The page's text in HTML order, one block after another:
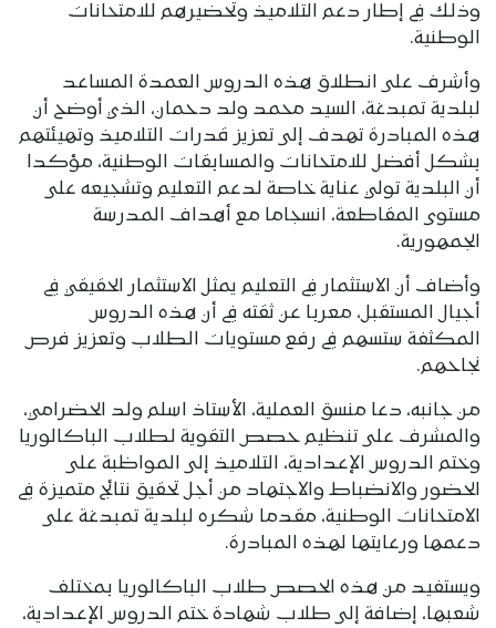
وذلك في إطار دعم التلاميذ وتحضيرهم للامتحانات
الوطنية.
وأشرف على انطلاق هذه الدروس العمدة المساعد
لبلدية تمبدغة، السيد محمد ولد دحمان، الذي أوضح أن
هذه المبادرة تهدف إلى تعزيز قدرات التلاميذ وتهيئتهم
بشكل أفضل للامتحانات والمسابقات الوطنية، مؤكدا
أن البلدية تولي عناية خاصة لدعم التعليم وتشجيعه على
مستوى المقاطعة، انسجاما مع أهداف المدرسة
الجمهورية.
وأضاف أن الاستثمار في التعليم يمثل الاستثمار الحقيقي في
أجيال المستقبل، معربا عن ثقته في أن هذه الدروس
المكثفة ستسهم في رفع مستويات الطلاب وتعزيز فرص
نجاحهم.
من جانبه، دعا منسق العملية، الأستاذ اسلم ولد الحضرامي،
والمشرف على تنظيم حصص التقوية لطلاب الباكالوريا
وختم الدروس الإعدادية، التلاميذ إلى المواظبة على
الحضور والانضباط والاجتهاد من أجل تحقيق نتائج متميزة في
الامتحانات الوطنية، مقدما شكره لبلدية تمبدغة على
دعمها ورعايتها لهذه المبادرة.
ويستفيد من هذه الحصص طلاب الباكالوريا بمختلف
شعبها، إضافة إلى طلاب شهادة ختم الدروس الإعدادية،